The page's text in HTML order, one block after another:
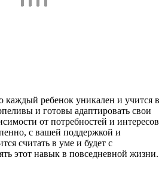
каждый ребенок уникален и учится в
и готовы адаптировать свои
от потребностей и интересов
с вашей поддержкой и
считать в уме и будет с
этот навык в повседневной жизни.